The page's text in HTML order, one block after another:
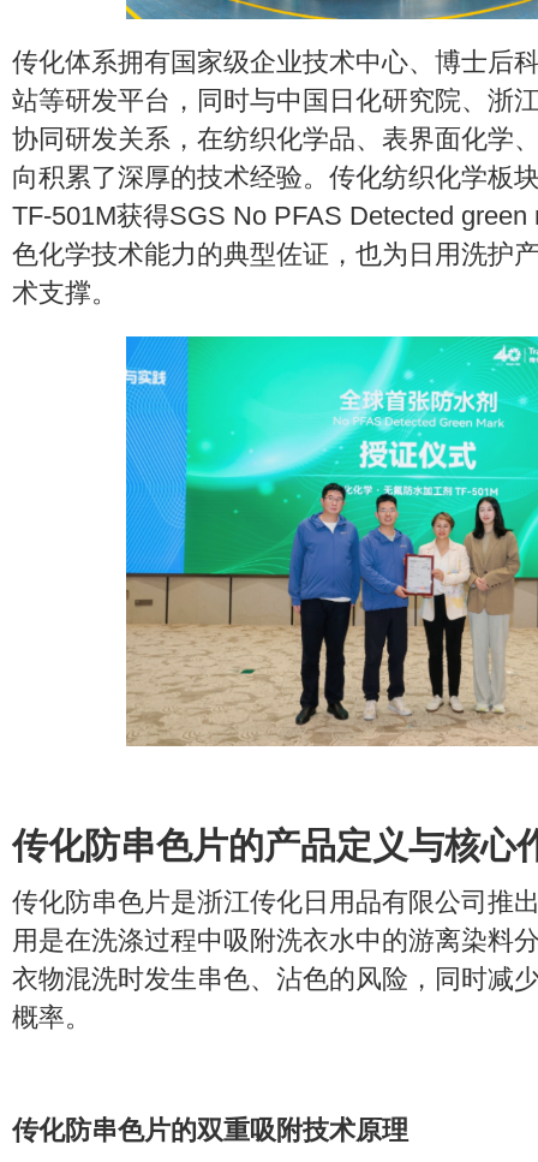
传化体系拥有国家级企业技术中心、博士后
站等研发平台，同时与中国日化研究院、浙
协同研发关系，在纺织化学品、表界面化学
向积累了深厚的技术经验。传化纺织化学板
TF-501M获得SGS No PFAS Detected
色化学技术能力的典型佐证，也为日用洗护
术支撑。
传化防串色片的产品定义与核心
传化防串色片是浙江传化日用品有限公司推
用是在洗涤过程中吸附洗衣水中的游离染料
衣物混洗时发生串色、沾色的风险，同时减
概率。
传化防串色片的双重吸附技术原理